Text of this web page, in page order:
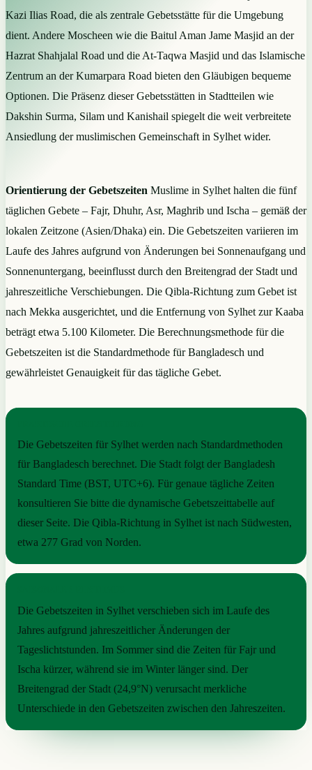
Kazi Ilias Road, die als zentrale Gebetsstätte für die Umgebung
dient. Andere Moscheen wie die Baitul Aman Jame Masjid an der
Hazrat Shahjalal Road und die At-Taqwa Masjid und das Islamische
Zentrum an der Kumarpara Road bieten den Gläubigen bequeme
Optionen. Die Präsenz dieser Gebetsstätten in Stadtteilen wie
Dakshin Surma, Silam und Kanishail spiegelt die weit verbreitete
Ansiedlung der muslimischen Gemeinschaft in Sylhet wider.
Orientierung der Gebetszeiten Muslime in Sylhet halten die fünf
täglichen Gebete – Fajr, Dhuhr, Asr, Maghrib und Ischa – gemäß der
lokalen Zeitzone (Asien/Dhaka) ein. Die Gebetszeiten variieren im
Laufe des Jahres aufgrund von Änderungen bei Sonnenaufgang und
Sonnenuntergang, beeinflusst durch den Breitengrad der Stadt und
jahreszeitliche Verschiebungen. Die Qibla-Richtung zum Gebet ist
nach Mekka ausgerichtet, und die Entfernung von Sylhet zur Kaaba
beträgt etwa 5.100 Kilometer. Die Berechnungsmethode für die
Gebetszeiten ist die Standardmethode für Bangladesch und
gewährleistet Genauigkeit für das tägliche Gebet.
Die Gebetszeiten für Sylhet werden nach Standardmethoden
für Bangladesch berechnet. Die Stadt folgt der Bangladesh
Standard Time (BST, UTC+6). Für genaue tägliche Zeiten
konsultieren Sie bitte die dynamische Gebetszeittabelle auf
dieser Seite. Die Qibla-Richtung in Sylhet ist nach Südwesten,
etwa 277 Grad von Norden.
Die Gebetszeiten in Sylhet verschieben sich im Laufe des
Jahres aufgrund jahreszeitlicher Änderungen der
Tageslichtstunden. Im Sommer sind die Zeiten für Fajr und
Ischa kürzer, während sie im Winter länger sind. Der
Breitengrad der Stadt (24,9°N) verursacht merkliche
Unterschiede in den Gebetszeiten zwischen den Jahreszeiten.